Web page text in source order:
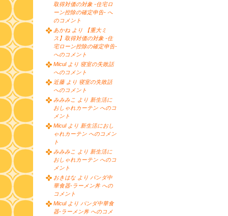
取得対価の対象 -住宅ロ
ーン控除の確定申告- へ
のコメント
あかね より 【重大ミ
ス】取得対価の対象 -住
宅ローン控除の確定申告-
へのコメント
Micul より 寝室の失敗話
へのコメント
近藤 より 寝室の失敗話
へのコメント
みみみこ より 新生活に
おしゃれカーテン へのコ
メント
Micul より 新生活におし
ゃれカーテン へのコメン
ト
みみみこ より 新生活に
おしゃれカーテン へのコ
メント
おきはな より パンダ中
華食器-ラーメン丼 への
コメント
Micul より パンダ中華食
器-ラーメン丼 へのコメ